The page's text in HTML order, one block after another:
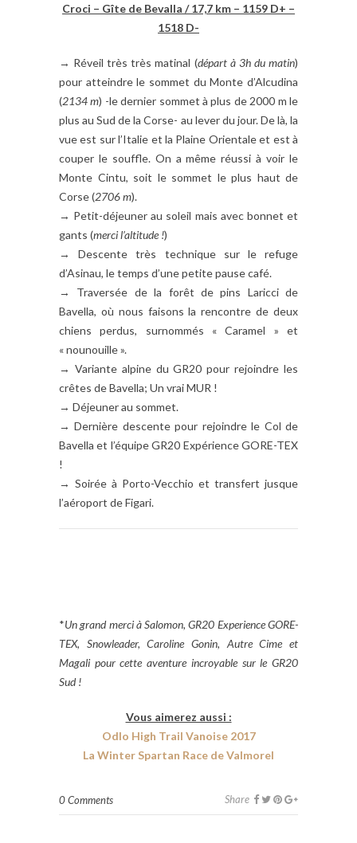
Croci – Gîte de Bevalla / 17,7 km – 1159 D+ –
1518 D-
→ Réveil très très matinal (départ à 3h du matin)
pour atteindre le sommet du Monte d’Alcudina
(2134 m) -le dernier sommet à plus de 2000 m le
plus au Sud de la Corse- au lever du jour. De là, la
vue est sur l’Italie et la Plaine Orientale et est à
couper le souffle. On a même réussi à voir le
Monte Cintu, soit le sommet le plus haut de
Corse (2706 m).
→ Petit-déjeuner au soleil mais avec bonnet et
gants (merci l’altitude !)
→ Descente très technique sur le refuge
d’Asinau, le temps d’une petite pause café.
→ Traversée de la forêt de pins Laricci de
Bavella, où nous faisons la rencontre de deux
chiens perdus, surnommés « Caramel » et
« nounouille ».
→ Variante alpine du GR20 pour rejoindre les
crêtes de Bavella; Un vrai MUR !
→ Déjeuner au sommet.
→ Dernière descente pour rejoindre le Col de
Bavella et l’équipe GR20 Expérience GORE-TEX
!
→ Soirée à Porto-Vecchio et transfert jusque
l’aéroport de Figari.
*Un grand merci à Salomon, GR20 Experience GORE-
TEX, Snowleader, Caroline Gonin, Autre Cime et
Magali pour cette aventure incroyable sur le GR20
Sud !
Vous aimerez aussi :
Odlo High Trail Vanoise 2017
La Winter Spartan Race de Valmorel
0 Comments Share